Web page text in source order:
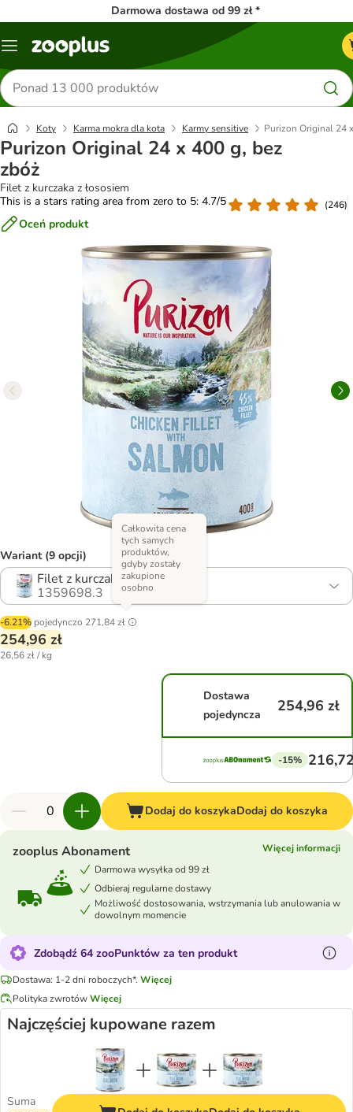
Darmowa dostawa od 99 zł *
Menu
Szukaj
produktów
Koty Karma mokra dla kota Karmy sensitive Purizon Original 24
Purizon Original 24 x 400 g, bez
zbóż
Filet z kurczaka z łososiem
This is a stars rating area from zero to 5: 4.7/5
(246)
Oceń produkt
Wariant (9 opcji)
Filet z kurczaka z łososiem
1359698.3
-6.21% pojedynczo 271,84 zł
Całkowita cena
tych samych
produktów,
gdyby zostały
zakupione
osobno
254,96 zł
26,56 zł / kg
Dostawa
pojedyncza
254,96 zł
-15%
Dodaj do koszykaDodaj do koszyka
zooplus Abonament
Więcej informacji
Darmowa wysyłka od 99 zł
Odbieraj regularne dostawy
Możliwość dostosowania, wstrzymania lub anulowania w
dowolnym momencie
Zdobądź 64 zooPunktów za ten produkt
Dostawa: 1-2 dni roboczych*. Więcej
Polityka zwrotówWięcej
Najczęściej kupowane razem
Suma